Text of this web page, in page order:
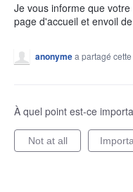
Je vous informe que
page d'accueil et envoil
anonymea partagé
À quel point est-ce
Not at all